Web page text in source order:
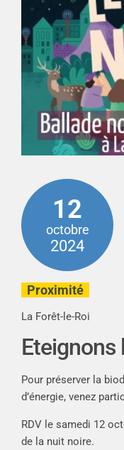
12
octobre
2024
Proximité
La Forêt-le-Roi
Eteignons
Pour préserver la
d’énergie, venez
RDV le samedi 12
de la nuit noire.